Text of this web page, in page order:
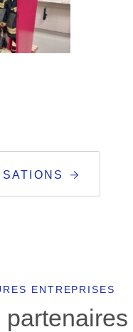
ENTREPRISES